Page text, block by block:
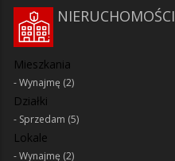
NIERUCHOMOŚCI
Mieszkania
Wynajmę (2)
Działki
Sprzedam (5)
Lokale
Wynajmę (2)